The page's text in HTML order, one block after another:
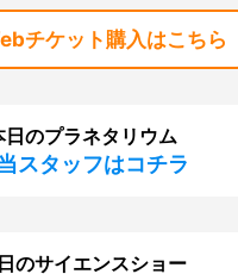
チケット購入はこちら
日のプラネタリウム
スタッフはコチラ
のサイエンスショー